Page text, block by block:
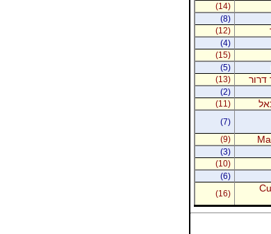
(14)
(8)
(12)
(4)
(15)
(5)
(13)
(2)
(11)
(7)
(9)
(3)
(10)
(6)
(16)